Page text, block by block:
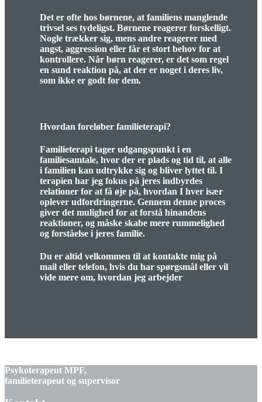
Det er ofte hos børnene, at familiens manglende
trivsel ses tydeligst. Børnene reagerer forskelligt.
Nogle trækker sig, mens andre reagerer med
angst, aggression eller får et stort behov for at
kontrollere. Når børn reagerer, er det som regel
en sund reaktion på, at der er noget i deres liv,
som ikke er godt for dem.
Hvordan foreløber familieterapi?
Familieterapi tager udgangspunkt i en
familiesamtale, hvor der er plads og tid til, at alle
i familien kan udtrykke sig og bliver lyttet til. I
terapien har jeg fokus på jeres indbyrdes
relationer for at få øje på, hvordan I hver især
oplever udfordringerne. Gennem denne proces
giver det mulighed for at forstå hinandens
reaktioner, og måske skabe mere rummelighed
og forståelse i jeres familie.
Du er altid velkommen til at kontakte mig på
mail eller telefon, hvis du har spørgsmål eller vil
vide mere om, hvordan jeg arbejder
Psykoterapeut MPF,
familieterapeut og supervisor